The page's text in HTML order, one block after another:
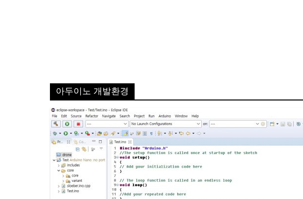
아두이노 개발환경